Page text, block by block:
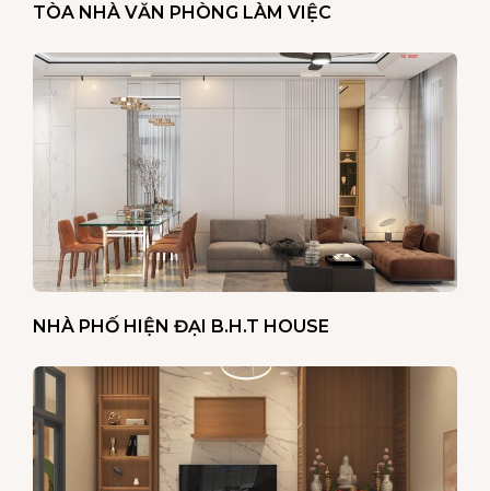
TÒA NHÀ VĂN PHÒNG LÀM VIỆC
NHÀ PHỐ HIỆN ĐẠI B.H.T HOUSE